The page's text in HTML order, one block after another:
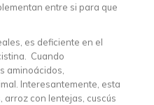
entre si para que
es deficiente en el
Cuando
aminoácidos,
Interesantemente, esta
arroz con lentejas, cuscús